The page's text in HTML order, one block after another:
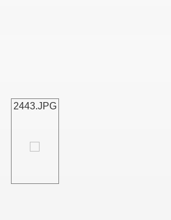
2443.JPG